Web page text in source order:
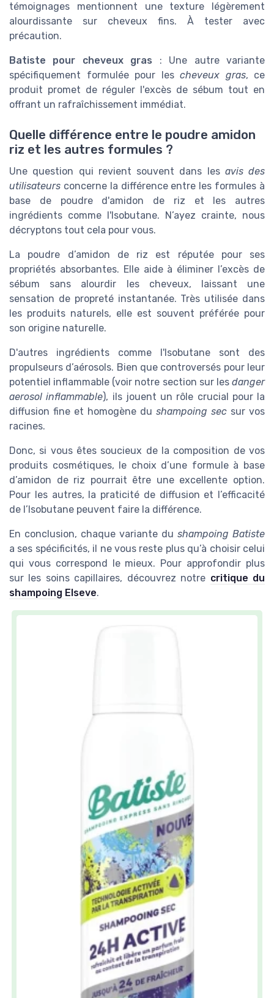
témoignages mentionnent une texture légèrement
alourdissante sur cheveux fins. À tester avec
précaution.
Batiste pour cheveux gras : Une autre variante
spécifiquement formulée pour les cheveux gras, ce
produit promet de réguler l'excès de sébum tout en
offrant un rafraîchissement immédiat.
Quelle différence entre le poudre amidon
riz et les autres formules ?
Une question qui revient souvent dans les avis des
utilisateurs concerne la différence entre les formules à
base de poudre d'amidon de riz et les autres
ingrédients comme l'Isobutane. N’ayez crainte, nous
décryptons tout cela pour vous.
La poudre d’amidon de riz est réputée pour ses
propriétés absorbantes. Elle aide à éliminer l’excès de
sébum sans alourdir les cheveux, laissant une
sensation de propreté instantanée. Très utilisée dans
les produits naturels, elle est souvent préférée pour
son origine naturelle.
D'autres ingrédients comme l'Isobutane sont des
propulseurs d’aérosols. Bien que controversés pour leur
potentiel inflammable (voir notre section sur les danger
aerosol inflammable), ils jouent un rôle crucial pour la
diffusion fine et homogène du shampoing sec sur vos
racines.
Donc, si vous êtes soucieux de la composition de vos
produits cosmétiques, le choix d’une formule à base
d’amidon de riz pourrait être une excellente option.
Pour les autres, la praticité de diffusion et l’efficacité
de l’Isobutane peuvent faire la différence.
En conclusion, chaque variante du shampoing Batiste
a ses spécificités, il ne vous reste plus qu’à choisir celui
qui vous correspond le mieux. Pour approfondir plus
sur les soins capillaires, découvrez notre critique du
shampoing Elseve.